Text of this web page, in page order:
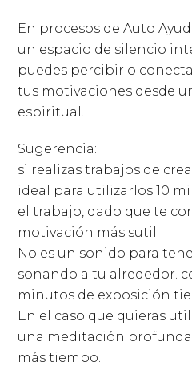
En procesos de Auto
un espacio de silencio
puedes percibir o
tus motivaciones desde
espiritual.
Sugerencia:
si realizas trabajos de
ideal para utilizarlos 10
el trabajo, dado que te
motivación más sutil.
No es un sonido para
sonando a tu alrededor.
minutos de exposición
En el caso que quieras
una meditación
más tiempo.